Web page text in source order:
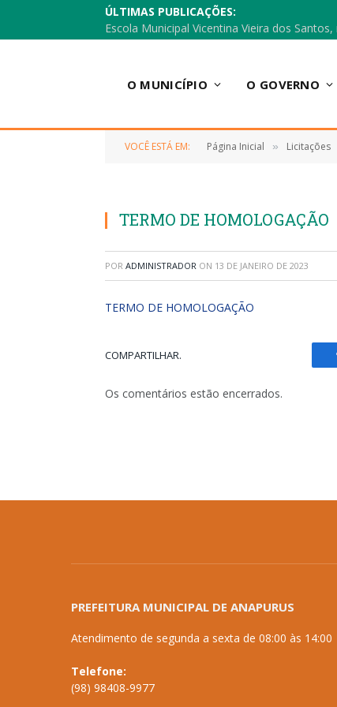
ÚLTIMAS PUBLICAÇÕES:
O MUNICÍPIO O GOVERNO
VOCÊ ESTÁ EM: Página Inicial » Licitações
TERMO DE HOMOLOGAÇÃO
POR ADMINISTRADOR ON 13 DE JANEIRO DE 2023
TERMO DE HOMOLOGAÇÃO
COMPARTILHAR.
Os comentários estão encerrados.
PREFEITURA MUNICIPAL DE ANAPURUS
Atendimento de segunda a sexta de 08:00 às 14:00
Telefone:
(98) 98408-9977